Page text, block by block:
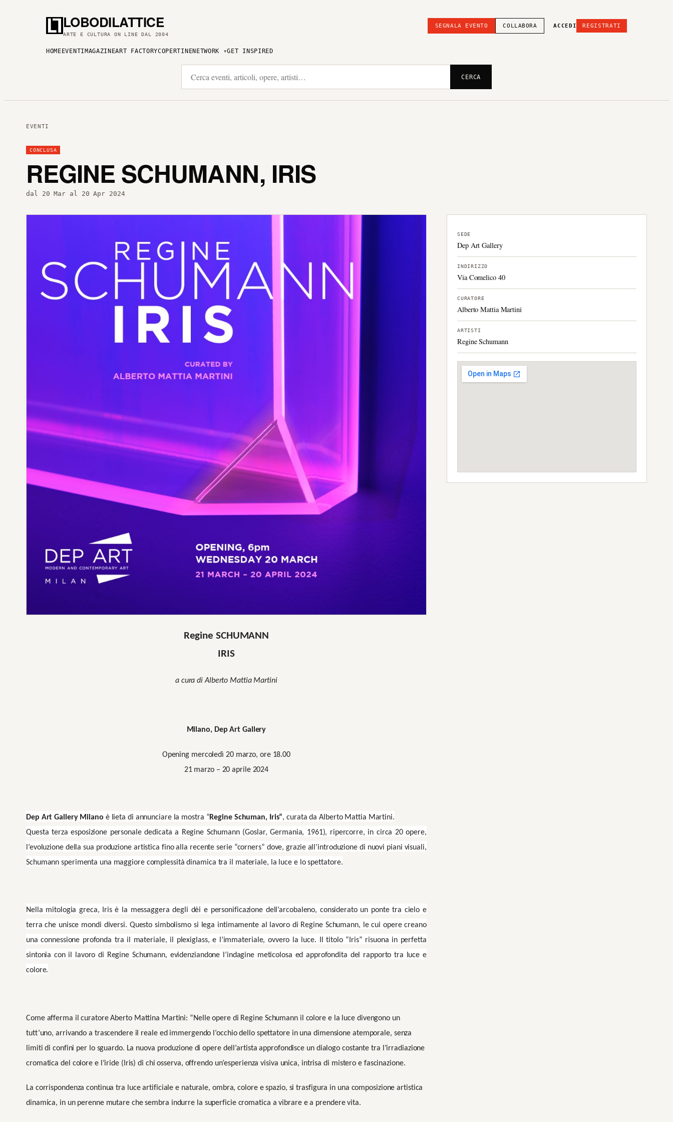
LOBODILATTICE
ARTE E CULTURA ON LINE DAL 2004
SEGNALA EVENTO COLLABORA ACCEDI REGISTRATI
HOME EVENTI MAGAZINEART FACTORYCOPERTINENETWORK GET INSPIRED
CERCA
EVENTI
CONCLUSA
REGINE SCHUMANN, IRIS
dal 20 Mar al 20 Apr 2024
Regine SCHUMANN
IRIS
a cura di Alberto Mattia Martini
Milano, Dep Art Gallery
Opening mercoledì 20 marzo, ore 18.00
21 marzo – 20 aprile 2024
Dep Art Gallery Milano è lieta di annunciare la mostra “Regine Schuman, Iris”, curata da Alberto Mattia Martini.
Questa terza esposizione personale dedicata a Regine Schumann (Goslar, Germania, 1961), ripercorre, in circa 20 opere,
l’evoluzione della sua produzione artistica fino alla recente serie “corners” dove, grazie all’introduzione di nuovi piani visuali,
Schumann sperimenta una maggiore complessità dinamica tra il materiale, la luce e lo spettatore.
Nella mitologia greca, Iris è la messaggera degli dèi e personificazione dell’arcobaleno, considerato un ponte tra cielo e
terra che unisce mondi diversi. Questo simbolismo si lega intimamente al lavoro di Regine Schumann, le cui opere creano
una connessione profonda tra il materiale, il plexiglass, e l’immateriale, ovvero la luce. Il titolo “Iris” risuona in perfetta
sintonia con il lavoro di Regine Schumann, evidenziandone l’indagine meticolosa ed approfondita del rapporto tra luce e
colore.
Come afferma il curatore Aberto Mattina Martini: “Nelle opere di Regine Schumann il colore e la luce divengono un
tutt’uno, arrivando a trascendere il reale ed immergendo l’occhio dello spettatore in una dimensione atemporale, senza
limiti di confini per lo sguardo. La nuova produzione di opere dell’artista approfondisce un dialogo costante tra l’irradiazione
cromatica del colore e l’iride (Iris) di chi osserva, offrendo un’esperienza visiva unica, intrisa di mistero e fascinazione.
La corrispondenza continua tra luce artificiale e naturale, ombra, colore e spazio, si trasfigura in una composizione artistica
dinamica, in un perenne mutare che sembra indurre la superficie cromatica a vibrare e a prendere vita.
SEDE
Dep Art Gallery
INDIRIZZO
Via Comelico 40
CURATORE
Alberto Mattia Martini
ARTISTI
Regine Schumann